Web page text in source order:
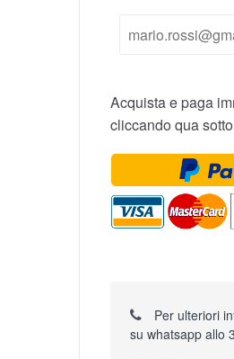
Acquista e paga
cliccando qua sotto
Per ulteriori
su whatsapp allo